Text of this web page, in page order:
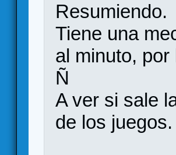
Resumiendo.
Tiene una
al minuto,
Ñ
A ver si sale
de los juegos.